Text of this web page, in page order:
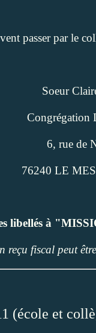
passer par le
Soeur
Congrégation
6, rue de
76240 LE
libellés à
reçu fiscal peut
(école et